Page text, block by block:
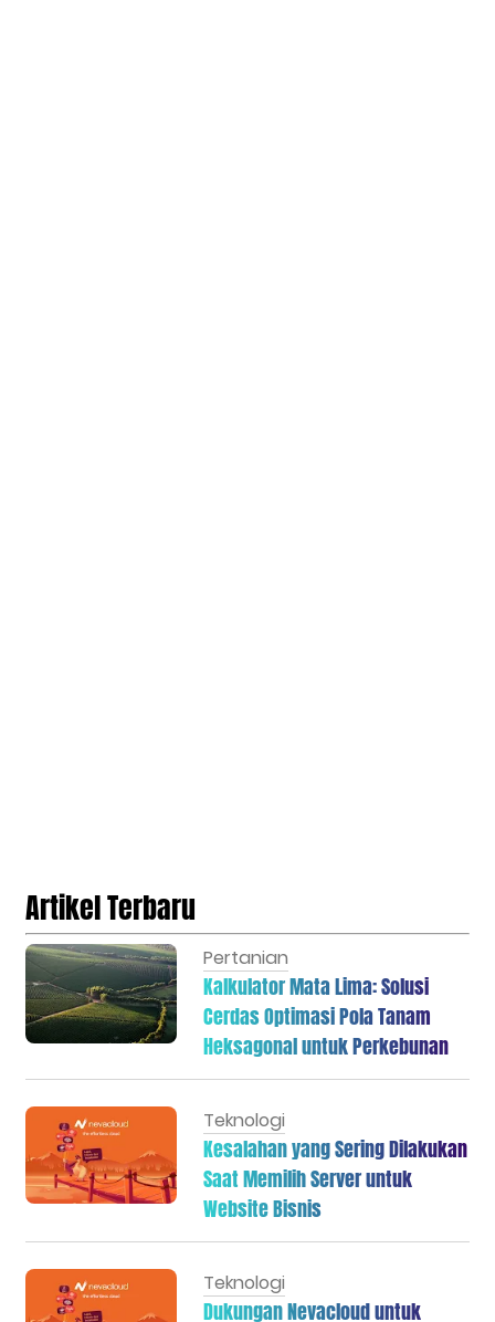
Artikel Terbaru
Pertanian
Kalkulator Mata Lima: Solusi
Cerdas Optimasi Pola Tanam
Heksagonal untuk Perkebunan
Teknologi
Kesalahan yang Sering Dilakukan
Saat Memilih Server untuk
Website Bisnis
Teknologi
Dukungan Nevacloud untuk